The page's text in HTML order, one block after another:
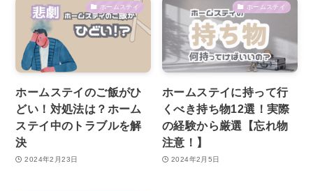
ホームステイ
ホームステイのご飯がひ
どい！対処法は？ホーム
ステイ中のトラブルを解
決
2024年2月23日
ホームステイ
ホームステイに持って行
くべき持ち物12選！実際
の経験から厳選【忘れ物
注意！】
2024年2月5日